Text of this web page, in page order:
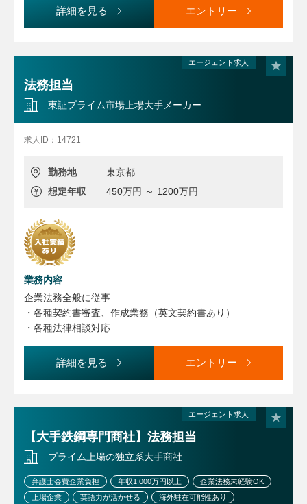
７）知的財産・製造物責任・会社法対策等、他部門への法務
支援に関する業務
関する調査・検討・体制構築に関する業務
など
※変更の範囲：会社の定める職務
●リーガル本部は全体20数名・ほどよい人数で構成され、法
詳細を見る エントリー
エージェント求人
法務担当
東証プライム市場上場大手メーカー
求人ID：14721
勤務地
東京都
想定年収
450万円 ～ 1200万円
業務内容
企業法務全般に従事
・各種契約書審査、作成業務（英文契約書あり）
・各種法律相談対応
詳細を見る エントリー
エージェント求人
【大手鉄鋼専門商社】法務担当
プライム上場の独立系大手商社
弁護士会費企業負担 年収1,000万円以上
企業法務未経験OK
上場企業
英語力が活かせる
海外駐在可能性あり